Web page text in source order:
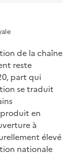
de la chaîne
reste
part qui
se traduit
en
à
élevé
nationale